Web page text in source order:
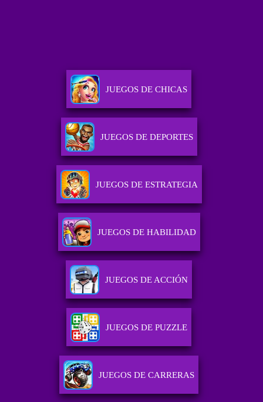
JUEGOS DE CHICAS
JUEGOS DE DEPORTES
JUEGOS DE ESTRATEGIA
JUEGOS DE HABILIDAD
JUEGOS DE ACCIÓN
JUEGOS DE PUZZLE
JUEGOS DE CARRERAS